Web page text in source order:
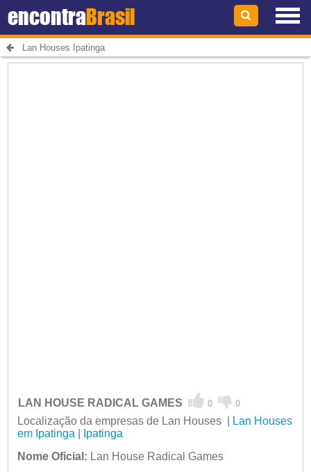
encontraBrasil
Lan Houses Ipatinga
LAN HOUSE RADICAL GAMES 0 0
Localização da empresas de Lan Houses |
Lan Houses
em Ipatinga
Ipatinga
Nome Oficial: Lan House Radical Games